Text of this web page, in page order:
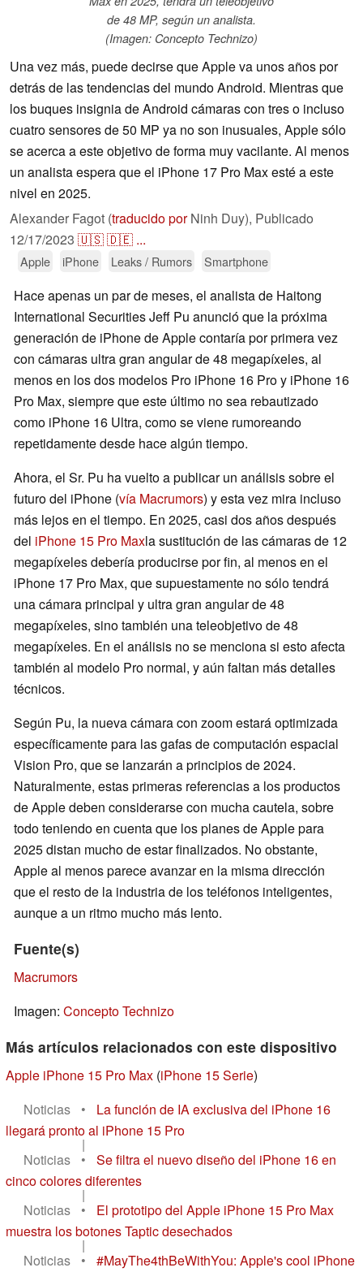
de 48 MP, según un analista.
(Imagen: Concepto Technizo)
Una vez más, puede decirse que Apple va unos años por
detrás de las tendencias del mundo Android. Mientras que
los buques insignia de Android cámaras con tres o incluso
cuatro sensores de 50 MP ya no son inusuales, Apple sólo
se acerca a este objetivo de forma muy vacilante. Al menos
un analista espera que el iPhone 17 Pro Max esté a este
nivel en 2025.
Alexander Fagot (traducido porNinh Duy), Publicado
12/17/2023 🇺🇸🇩🇪 ...
Apple iPhone Leaks / Rumors Smartphone
Hace apenas un par de meses, el analista de Haitong
International Securities Jeff Pu anunció que la próxima
generación de iPhone de Apple contaría por primera vez
con cámaras ultra gran angular de 48 megapíxeles, al
menos en los dos modelos Pro iPhone 16 Pro y iPhone 16
Pro Max, siempre que este último no sea rebautizado
como iPhone 16 Ultra, como se viene rumoreando
repetidamente desde hace algún tiempo.
Ahora, el Sr. Pu ha vuelto a publicar un análisis sobre el
futuro del iPhone (vía Macrumors) y esta vez mira incluso
más lejos en el tiempo. En 2025, casi dos años después
del iPhone 15 Pro Maxla sustitución de las cámaras de 12
megapíxeles debería producirse por fin, al menos en el
iPhone 17 Pro Max, que supuestamente no sólo tendrá
una cámara principal y ultra gran angular de 48
megapíxeles, sino también una teleobjetivo de 48
megapíxeles. En el análisis no se menciona si esto afecta
también al modelo Pro normal, y aún faltan más detalles
técnicos.
Según Pu, la nueva cámara con zoom estará optimizada
específicamente para las gafas de computación espacial
Vision Pro, que se lanzarán a principios de 2024.
Naturalmente, estas primeras referencias a los productos
de Apple deben considerarse con mucha cautela, sobre
todo teniendo en cuenta que los planes de Apple para
2025 distan mucho de estar finalizados. No obstante,
Apple al menos parece avanzar en la misma dirección
que el resto de la industria de los teléfonos inteligentes,
aunque a un ritmo mucho más lento.
Fuente(s)
Macrumors
Imagen: Concepto Technizo
Más artículos relacionados con este dispositivo
Apple iPhone 15 Pro Max (iPhone 15 Serie)
Noticias
•
La función de IA exclusiva del iPhone 16
llegará pronto al iPhone 15 Pro
|
Noticias
•
Se filtra el nuevo diseño del iPhone 16 en
cinco colores diferentes
|
Noticias
•
El prototipo del Apple iPhone 15 Pro Max
muestra los botones Taptic desechados
|
Noticias
• #MayThe4thBeWithYou: Apple's cool iPhone